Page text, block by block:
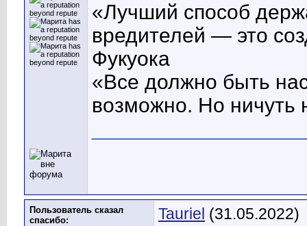
«Лучший способ
вредителей — это
Фукуока
«Все должно быть
возможно. Но
Пользователь сказал
cпасибо:
Tauriel (31.05.2022)